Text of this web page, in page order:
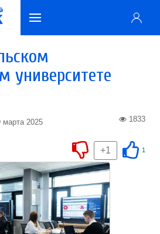
университете
марта 2025 1833
1
+1